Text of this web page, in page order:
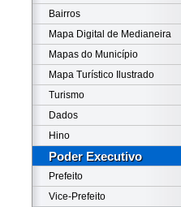
Bairros
Mapa Digital de Medianeira
Mapas do Município
Mapa Turístico Ilustrado
Turismo
Dados
Hino
Poder Executivo
Prefeito
Vice-Prefeito